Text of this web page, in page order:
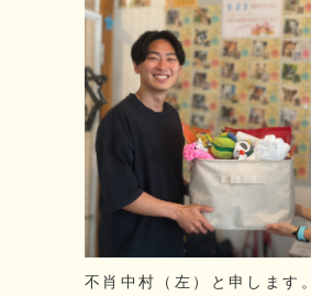
不肖中村（左）と申します。